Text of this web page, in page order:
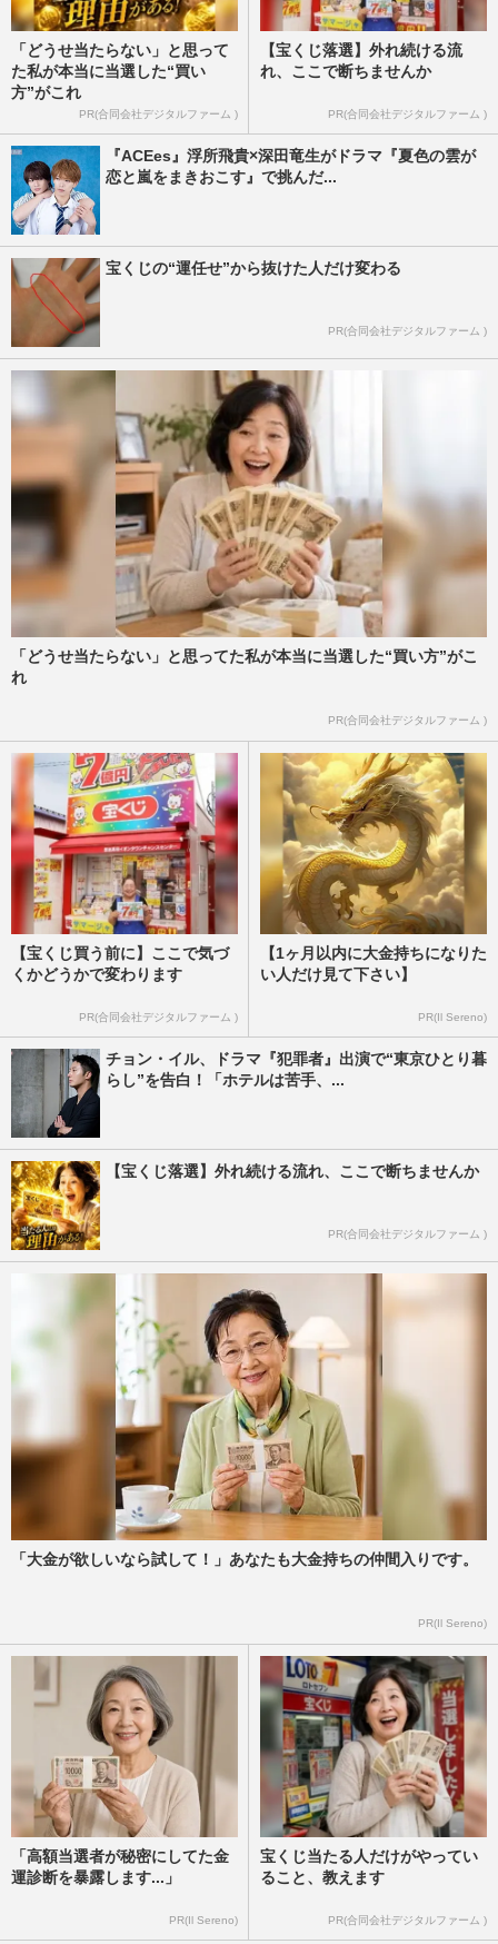
「どうせ当たらない」と思って
た私が本当に当選した“買い
方”がこれ
PR(合同会社デジタルファーム )
【宝くじ落選】外れ続ける流
れ、ここで断ちませんか
PR(合同会社デジタルファーム )
『ACEes』浮所飛貴×深田竜生がドラマ『夏色の雲が
恋と嵐をまきおこす』で挑んだ...
宝くじの“運任せ”から抜けた人だけ変わる
PR(合同会社デジタルファーム )
「どうせ当たらない」と思ってた私が本当に当選した“買い方”がこ
れ
PR(合同会社デジタルファーム )
【宝くじ買う前に】ここで気づ
くかどうかで変わります
PR(合同会社デジタルファーム )
【1ヶ月以内に大金持ちになりた
い人だけ見て下さい】
PR(Il Sereno)
チョン・イル、ドラマ『犯罪者』出演で“東京ひとり暮
らし”を告白！「ホテルは苦手、...
【宝くじ落選】外れ続ける流れ、ここで断ちませんか
PR(合同会社デジタルファーム )
「大金が欲しいなら試して！」あなたも大金持ちの仲間入りです。
PR(Il Sereno)
「高額当選者が秘密にしてた金
運診断を暴露します...」
PR(Il Sereno)
宝くじ当たる人だけがやってい
ること、教えます
PR(合同会社デジタルファーム )